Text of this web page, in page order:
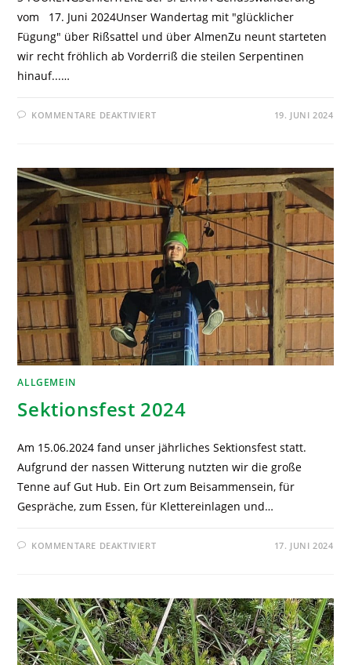
vom 17. Juni 2024Unser Wandertag mit "glücklicher
Fügung" über Rißsattel und über AlmenZu neunt starteten
wir recht fröhlich ab Vorderriß die steilen Serpentinen
hinauf...…
KOMMENTARE DEAKTIVIERT 19. JUNI 2024
ALLGEMEIN
Sektionsfest 2024
Am 15.06.2024 fand unser jährliches Sektionsfest statt.
Aufgrund der nassen Witterung nutzten wir die große
Tenne auf Gut Hub. Ein Ort zum Beisammensein, für
Gespräche, zum Essen, für Klettereinlagen und…
KOMMENTARE DEAKTIVIERT 17. JUNI 2024